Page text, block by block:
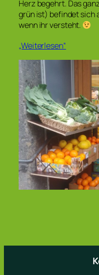
Herz begehrt. Das
grün ist) befindet sich
wenn ihr versteht.
„Weiterlesen“